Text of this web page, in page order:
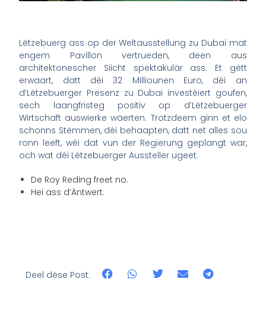
Lëtzebuerg ass op der Weltausstellung zu Dubai mat
engem Pavillon vertrueden, deen aus
architektonescher Siicht spektakulär ass. Et gëtt
erwaart, datt déi 32 Milliounen Euro, déi an
d’Lëtzebuerger Presenz zu Dubai investéiert goufen,
sech laangfristeg positiv op d’Lëtzebuerger
Wirtschaft auswierke wäerten. Trotzdeem ginn et elo
schonns Stëmmen, déi behaapten, datt net alles sou
ronn leeft, wéi dat vun der Regierung geplangt war,
och wat déi Lëtzebuerger Aussteller ugeet.
De Roy Reding freet no.
Hei ass d’Äntwert.
Deel dëse Post: